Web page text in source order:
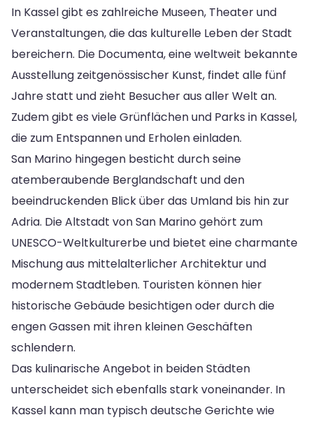
In Kassel gibt es zahlreiche Museen, Theater und
Veranstaltungen, die das kulturelle Leben der Stadt
bereichern. Die Documenta, eine weltweit bekannte
Ausstellung zeitgenössischer Kunst, findet alle fünf
Jahre statt und zieht Besucher aus aller Welt an.
Zudem gibt es viele Grünflächen und Parks in Kassel,
die zum Entspannen und Erholen einladen.
San Marino hingegen besticht durch seine
atemberaubende Berglandschaft und den
beeindruckenden Blick über das Umland bis hin zur
Adria. Die Altstadt von San Marino gehört zum
UNESCO-Weltkulturerbe und bietet eine charmante
Mischung aus mittelalterlicher Architektur und
modernem Stadtleben. Touristen können hier
historische Gebäude besichtigen oder durch die
engen Gassen mit ihren kleinen Geschäften
schlendern.
Das kulinarische Angebot in beiden Städten
unterscheidet sich ebenfalls stark voneinander. In
Kassel kann man typisch deutsche Gerichte wie